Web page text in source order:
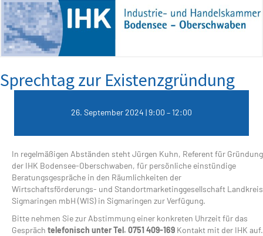
Sprechtag zur Existenzgründung
26. September 2024 | 9:00 –12:00
In regelmäßigen Abständen steht Jürgen Kuhn, Referent für Gründung
der IHK Bodensee-Oberschwaben, für persönliche einstündige
Beratungsgespräche in den Räumlichkeiten der
Wirtschaftsförderungs- und Standortmarketinggesellschaft Landkreis
Sigmaringen mbH (WIS) in Sigmaringen zur Verfügung.
Bitte nehmen Sie zur Abstimmung einer konkreten Uhrzeit für das
Gespräch telefonisch unter Tel. 0751 409-169 Kontakt mit der IHK auf.